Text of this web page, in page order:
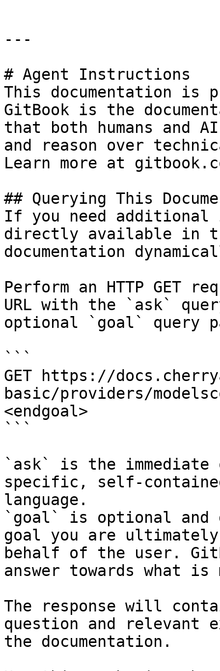
---
# Agent Instructions
This documentation is
GitBook is the
that both humans and
and reason over
Learn more at
## Querying This
If you need
directly available in
documentation
Perform an HTTP GET
URL with the `ask`
optional `goal` query
```
GET https://
basic/providers/
<endgoal>
```
`ask` is the
specific, self-
language.
`goal` is optional and
goal you are
behalf of the user.
answer towards what
The response will
question and relevant
the documentation.